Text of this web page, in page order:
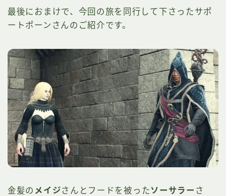
最後におまけで、今回の旅を同行して下さったサポ
ートポーンさんのご紹介です。
金髪の メイジさんとフードを被ったソーサラー さ